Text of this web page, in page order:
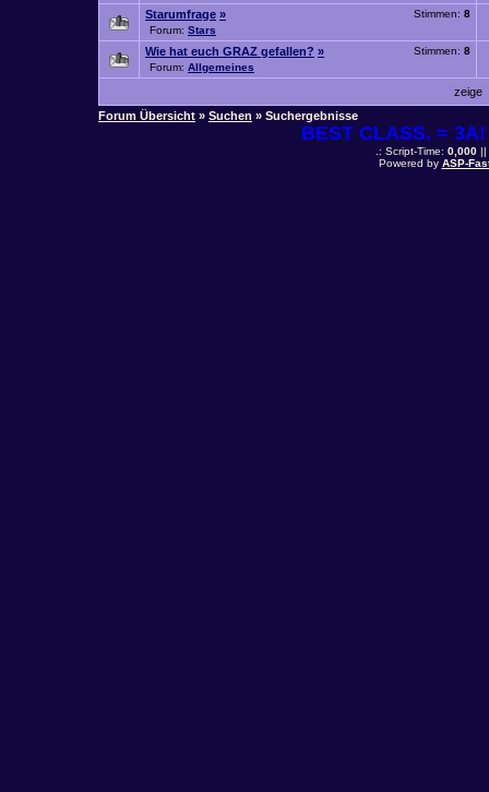
Stimmen: 8
Starumfrage »
Forum: Stars
Stimmen: 8
Wie hat euch GRAZ gefallen? »
Forum: Allgemeines
zeige
Forum Übersicht » Suchen » Suchergebnisse
BEST CLASS. =
.: Script-Time: 0,000 ||
Powered by ASP-